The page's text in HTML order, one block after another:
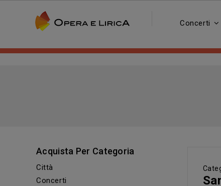
Concerti
Acquista Per Categoria
Città
Concerti